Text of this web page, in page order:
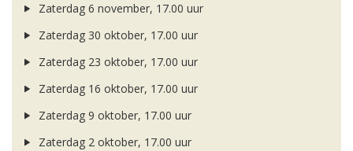
Zaterdag 6 november, 17.00 uur
Zaterdag 30 oktober, 17.00 uur
Zaterdag 23 oktober, 17.00 uur
Zaterdag 16 oktober, 17.00 uur
Zaterdag 9 oktober, 17.00 uur
Zaterdag 2 oktober, 17.00 uur